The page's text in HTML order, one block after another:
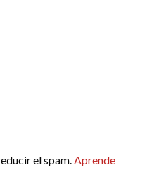
el spam.Aprende